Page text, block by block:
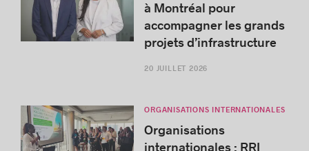
à Montréal pour
accompagner les grands
projets d’infrastructure
20 JUILLET 2026
ORGANISATIONS INTERNATIONALES
Organisations